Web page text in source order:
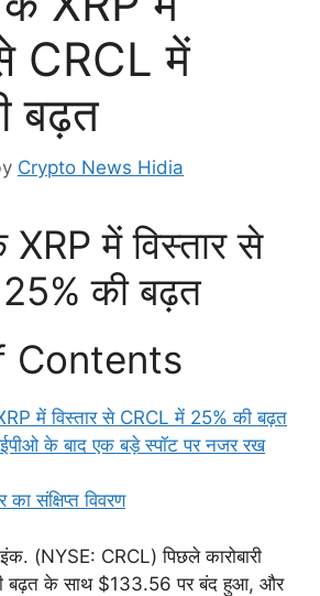
CRCL में
बढ़त
Crypto News Hidia
में विस्तार से
की बढ़त
Contents
में विस्तार से CRCL में 25% की बढ़त
के बाद एक बड़े स्पॉट पर नजर रख
का संक्षिप्त विवरण
(NYSE: CRCL) पिछले कारोबारी
बढ़त के साथ $133.56 पर बंद हुआ, और